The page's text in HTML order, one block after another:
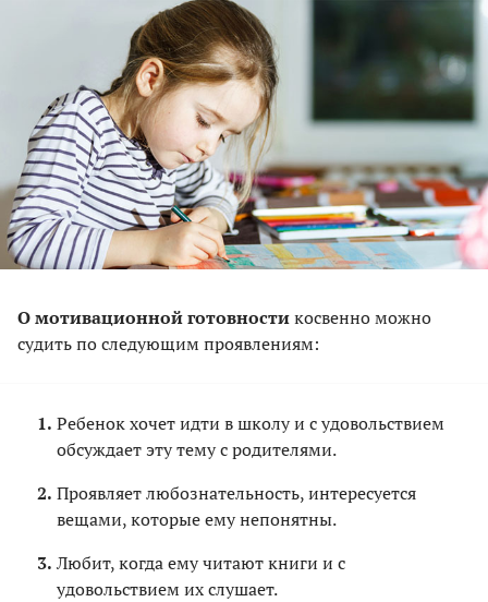
О мотивационной готовностикосвенно можно
судить по следующим проявлениям:
Ребенок хочет идти в школу и с удовольствием
обсуждает эту тему с родителями.
Проявляет любознательность, интересуется
вещами, которые ему непонятны.
Любит, когда ему читают книги и с
удовольствием их слушает.